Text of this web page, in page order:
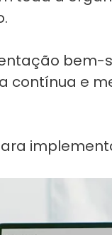
bem-
contínua e